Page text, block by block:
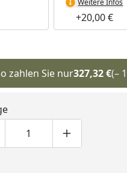
+20,00 €
zahlen Sie nur327,32 €(–
um eins
Produktmenge